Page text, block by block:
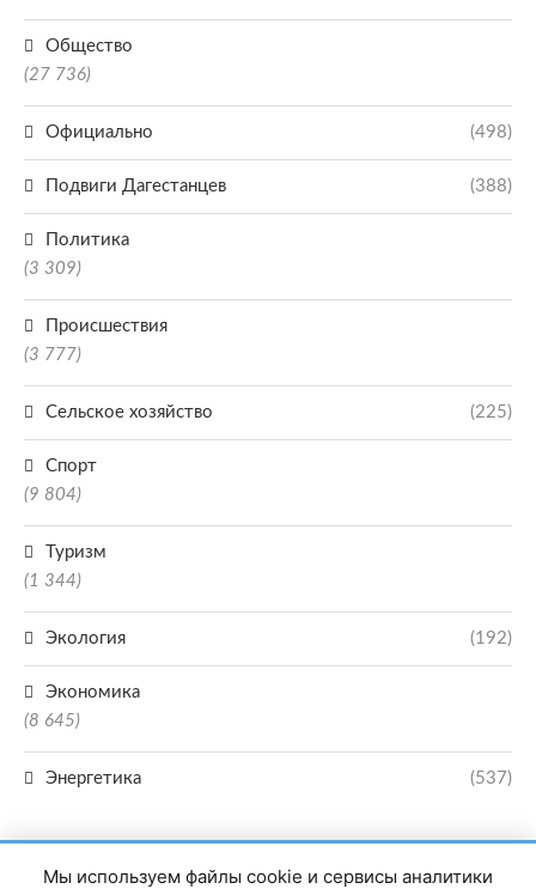
Общество
(27 736)
Официально (498)
Подвиги Дагестанцев (388)
Политика
(3 309)
Происшествия
(3 777)
Сельское хозяйство (225)
Спорт
(9 804)
Туризм
(1 344)
Экология (192)
Экономика
(8 645)
Энергетика (537)
Мы используем файлы cookie и сервисы аналитики